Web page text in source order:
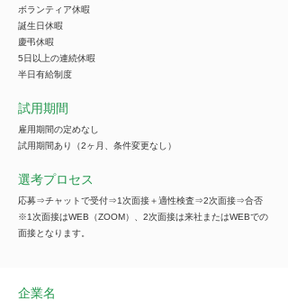
ボランティア休暇
誕生日休暇
慶弔休暇
5日以上の連続休暇
半日有給制度
試用期間
雇用期間の定めなし
試用期間あり（2ヶ月、条件変更なし）
選考プロセス
応募⇒チャットで受付⇒1次面接＋適性検査⇒2次面接⇒合否
※1次面接はWEB（ZOOM）、2次面接は来社またはWEBでの
面接となります。
企業名